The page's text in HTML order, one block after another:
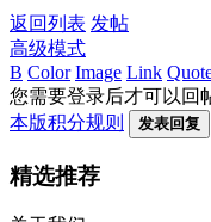
返回列表 发帖
高级模式
B Color Image Link
您需要登录后才可以回
本版积分规则
发表回复
精选推荐